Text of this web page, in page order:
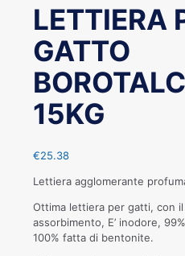
LETTIERA
GATTO
15KG
€25.38
Lettiera agglomerante
Ottima lettiera per gatti, con il
assorbimento, E’ inodore,
100% fatta di bentonite.